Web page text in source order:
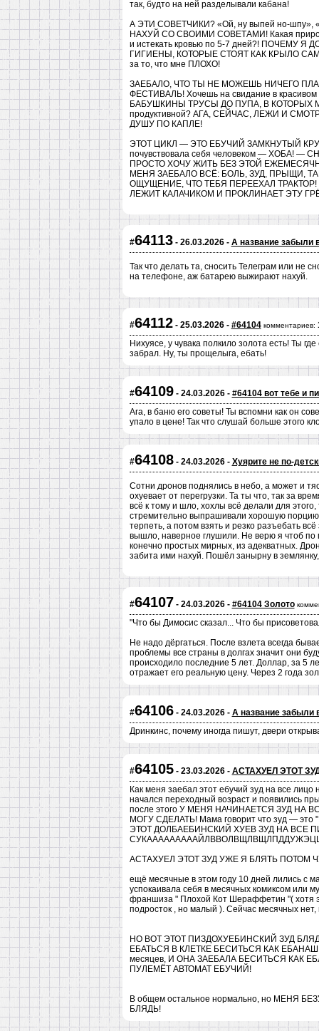
так, будто на ней разделывали кабана!
А ЭТИ СОВЕТЧИКИ? «Ой, ну выпей но-шпу»,
НАХУЙ СО СВОИМИ СОВЕТАМИ! Какая
и истекать кровью по 5-7 дней?! ПОЧЕМУ
ГИГИЕНЫ, КОТОРЫЕ СТОЯТ КАК КРЫЛО
за то, что мне ПЛОХО!
ЗАЕБАЛО, ЧТО ТЫ НЕ МОЖЕШЬ НИЧЕГО
ФЕСТИВАЛЬ! Хочешь на свидание в
БАБУШКИНЫ ТРУСЫ ДО ПУПА, В КОТОРЫХ
продуктивной? АГА, СЕЙЧАС, ЛЕЖИ И
ДУШУ ПО КАПЛЕ!
ЭТОТ ЦИКЛ — ЭТО ЕБУЧИЙ ЗАМКНУТЫЙ КРУГ
почувствовала себя человеком — ХОБА!
ПРОСТО ХОЧУ ЖИТЬ БЕЗ ЭТОЙ
МЕНЯ ЗАЕБАЛО ВСЁ: БОЛЬ, ЗУД, ПРЫЩИ,
ОЩУЩЕНИЕ, ЧТО ТЕБЯ ПЕРЕЕХАЛ
ЛЕЖИТ КАЛАЧИКОМ И ПРОКЛИНАЕТ ЭТУ
#64113- 26.03.2026 - А название забыли
Так что делать та, сносить Телеграм или не
на телефоне, аж батарею выжирают нахуй.
#64112- 25.03.2026 - #64104 комментариев:
Нихуясе, у чувака полкило золота есть! Ты
забрал. Ну, ты прощелыга, ебать!
#64109- 24.03.2026 - #64104 вот тебе и
Ага, в баню его советы! Ты вспомни как он
упало в цене! Так что слушай больше этого
#64108- 24.03.2026 - Хуярите не по-
Сотни дронов поднялись в небо, а может и
охуевает от перегрузки. Та ты что, так за
всё к тому и шло, xoxлы всё делали для
стремительно выпрашивали хорошую
терпеть, а потом взять и резко разъебать
вышло, наверное глушили. Не верю я чтоб по
конечно простых мирных, из адекватных.
забита ими нахуй. Пошёл занырну в
#64107 - 24.03.2026 - #64104 Золото
"Что бы Димосис сказал... Что бы
Не надо дёргаться. После взлета всегда
проблемы все страны в долгах значит они
происходило последние 5 лет. Доллар, за 5
отражает его реальную цену. Через 2 года
#64106- 24.03.2026 - А название забыли
Дринкинс, почему иногда пишут, двери
#64105- 23.03.2026 - АСТАХУЕЛ ЭТОТ
Как меня заебал этот ебучий зуд на все
начался переходный возраст и появились
после этого У МЕНЯ НАЧИНАЕТСЯ ЗУД
МОГУ СДЕЛАТЬ! Мама говорит что зуд —
ЭТОТ ДОЛБАЕБИНСКИЙ ХУЕВ ЗУД НА ВСЕ
АСТАХУЕЛ ЭТОТ ЗУД УЖЕ Я БЛЯТЬ ПОТОМ
ещё месячные в этом году 10 дней лились с
успокаивала себя в месячных комиксом или
франшиза " Плохой Кот Шераффетин "( хотя
подросток , но малый ). Сейчас месячных нет,
НО ВОТ ЭТОТ ПИЗДОХУЕБИНСКИЙ ЗУД
ЕБАТЬСЯ В КЛЕТКЕ БЕСИТЬСЯ КАК
месяцев, И ОНА ЗАЕБАЛА БЕСИТЬСЯ КАК
ПУЛЕМЁТ АВТОМАТ ЕБУЧИЙ!
В общем остальное нормально, но МЕНЯ
БЛЯДЬ!